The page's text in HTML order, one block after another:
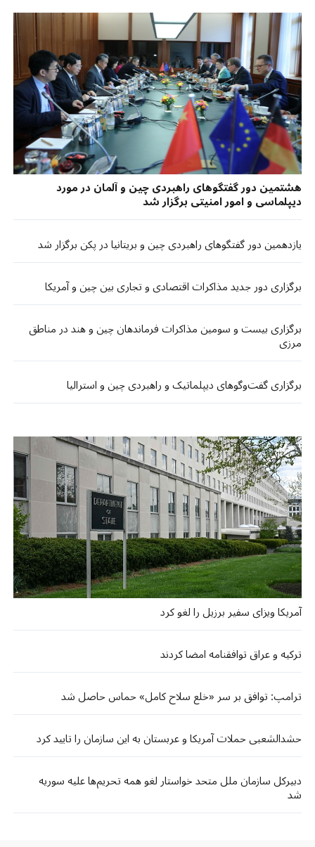
هشتمین دور گفتگوهای راهبردی چین و آلمان در مورد
دیپلماسی و امور امنیتی برگزار شد
یازدهمین دور گفتگوهای راهبردی چین و بریتانیا در پکن برگزار شد
برگزاری دور جدید مذاکرات اقتصادی و تجاری بین چین و آمریکا
برگزاری بیست و سومین مذاکرات فرماندهان چین و هند در مناطق
مرزی
برگزاری گفت‌وگوهای دیپلماتیک و راهبردی چین و استرالیا
آمریکا ویزای سفیر برزیل را لغو کرد
ترکیه و عراق توافقنامه امضا کردند
ترامپ: توافق بر سر «خلع سلاح کامل» حماس حاصل شد
حشدالشعبی حملات آمریکا و عربستان به این سازمان را تایید کرد
دبیرکل سازمان ملل متحد خواستار لغو همه تحریم‌ها علیه سوریه
شد